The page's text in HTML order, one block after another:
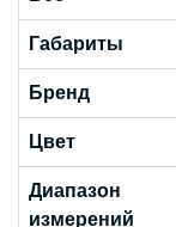
Габариты
Бренд
Цвет
Диапазон
измерений